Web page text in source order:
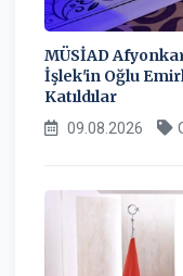
MÜSİAD
İşlek'in Oğlu
Katıldılar
09.08.2026